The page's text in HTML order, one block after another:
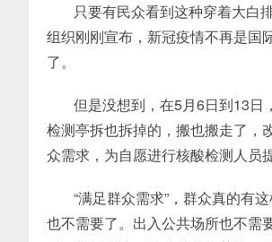
只要有民众看到这种穿着大白
组织刚刚宣布，新冠疫情不再是国
了。
但是没想到，在5月6日到13日
检测亭拆也拆掉的，搬也搬走了，
众需求，为自愿进行核酸检测人员
“满足群众需求”，群众真的有
也不需要了。出入公共场所也不需